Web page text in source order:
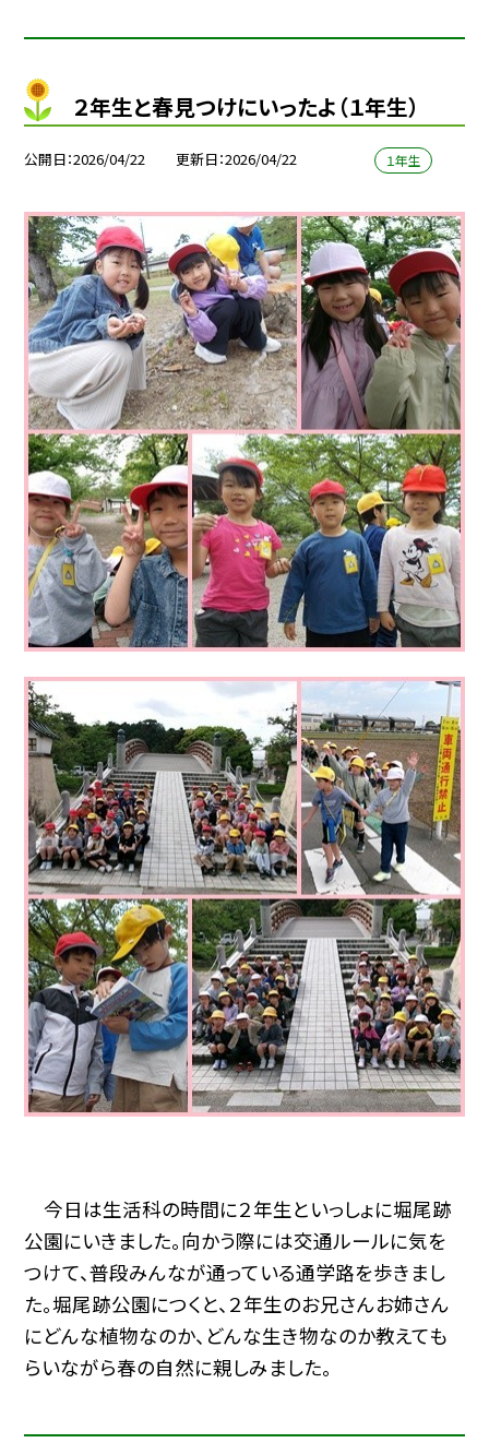
２年生と春見つけにいったよ（１年生）
公開日 2026/04/22 更新日 2026/04/22 １年生
今日は生活科の時間に２年生といっしょに堀尾跡
公園にいきました。向かう際には交通ルールに気を
つけて、普段みんなが通っている通学路を歩きまし
た。堀尾跡公園につくと、２年生のお兄さんお姉さん
にどんな植物なのか、どんな生き物なのか教えても
らいながら春の自然に親しみました。